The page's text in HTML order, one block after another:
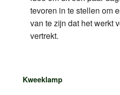
tevoren in te stellen om
van te zijn dat het werkt
vertrekt.
Kweeklamp